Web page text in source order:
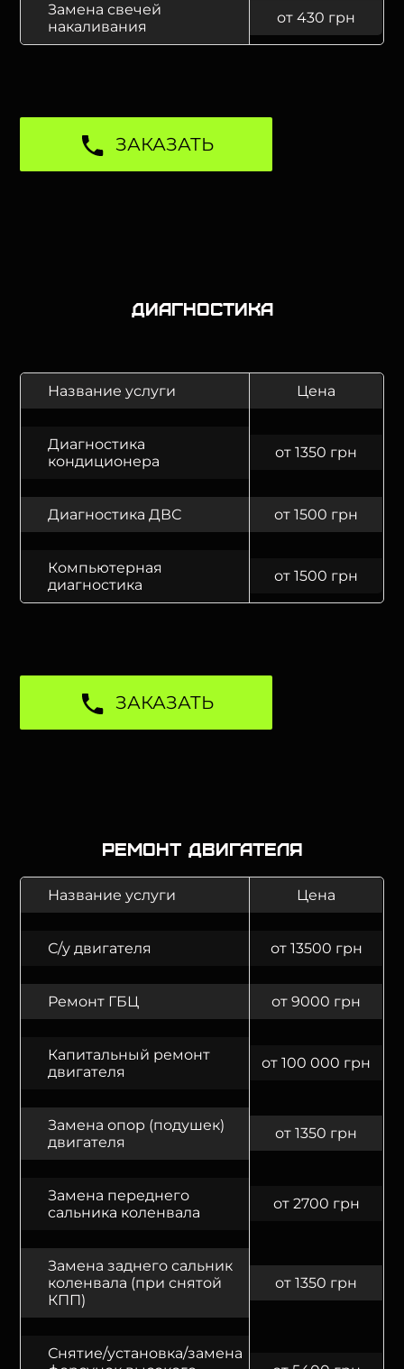
Замена свечей
накаливания
от 430 грн
ЗАКАЗАТЬ
Диагностика
Название услуги Цена
Диагностика
кондиционера
от 1350 грн
Диагностика ДВС от 1500 грн
Компьютерная
диагностика
от 1500 грн
ЗАКАЗАТЬ
Ремонт двигателя
Название услуги Цена
С/у двигателя от 13500 грн
Ремонт ГБЦ от 9000 грн
Капитальный ремонт
двигателя
от 100 000 грн
Замена опор (подушек)
двигателя
от 1350 грн
Замена переднего
сальника коленвала
от 2700 грн
Замена заднего сальник
коленвала (при снятой
КПП)
от 1350 грн
Снятие/установка/замена